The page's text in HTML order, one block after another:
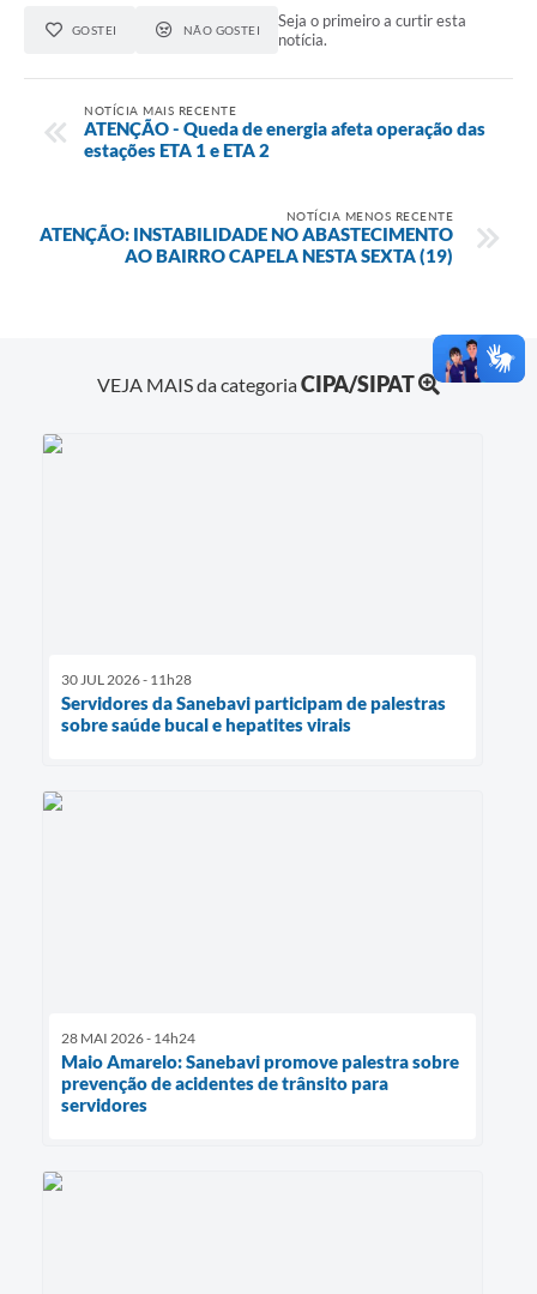
GOSTEI NÃO GOSTEI
Seja o primeiro a curtir esta
notícia.
NOTÍCIA MAIS RECENTE
ATENÇÃO - Queda de energia afeta operação das
estações ETA 1 e ETA 2
NOTÍCIA MENOS RECENTE
ATENÇÃO: INSTABILIDADE NO ABASTECIMENTO
AO BAIRRO CAPELA NESTA SEXTA (19)
VEJA MAIS da categoriaCIPA/SIPAT
30 JUL 2026 - 11h28
Servidores da Sanebavi participam de palestras
sobre saúde bucal e hepatites virais
28 MAI 2026 - 14h24
Maio Amarelo: Sanebavi promove palestra sobre
prevenção de acidentes de trânsito para
servidores